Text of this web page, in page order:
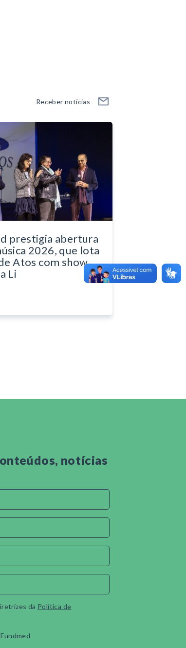
Receber notícias
prestigia abertura
2026, que lota
Atos com show
Li
notícias
da Política de